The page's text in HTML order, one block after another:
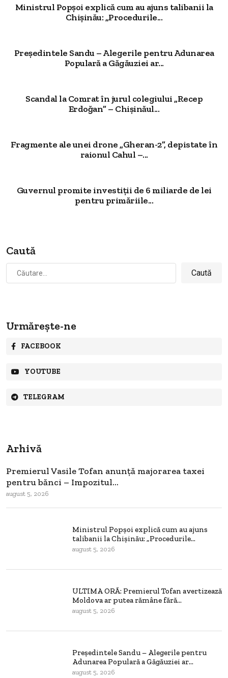
Ministrul Popșoi explică cum au ajuns talibanii la
Chișinău: „Procedurile...
Președintele Sandu – Alegerile pentru Adunarea
Populară a Găgăuziei ar...
Scandal la Comrat în jurul colegiului „Recep
Erdoğan” – Chișinăul...
Fragmente ale unei drone „Gheran-2”, depistate în
raionul Cahul –...
Guvernul promite investiții de 6 miliarde de lei
pentru primăriile...
Caută
Caută
după:
Urmărește-ne
FACEBOOK
YOUTUBE
TELEGRAM
Arhivă
Premierul Vasile Tofan anunță majorarea taxei
pentru bănci – Impozitul...
august 5, 2026
Ministrul Popșoi explică cum au ajuns
talibanii la Chișinău: „Procedurile...
august 5, 2026
ULTIMA ORĂ: Premierul Tofan avertizează
Moldova ar putea rămâne fără...
august 5, 2026
Președintele Sandu – Alegerile pentru
Adunarea Populară a Găgăuziei ar...
august 5, 2026